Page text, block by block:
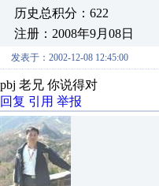
历史总积分：622
注册：2008年9月08日
发表于：2002-12-08 12:45:00
pbj 老兄 你说得对
回复 引用 举报